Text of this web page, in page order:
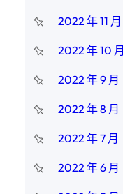
2022 年 11 月
2022 年 10 月
2022 年 9 月
2022 年 8 月
2022 年 7 月
2022 年 6 月